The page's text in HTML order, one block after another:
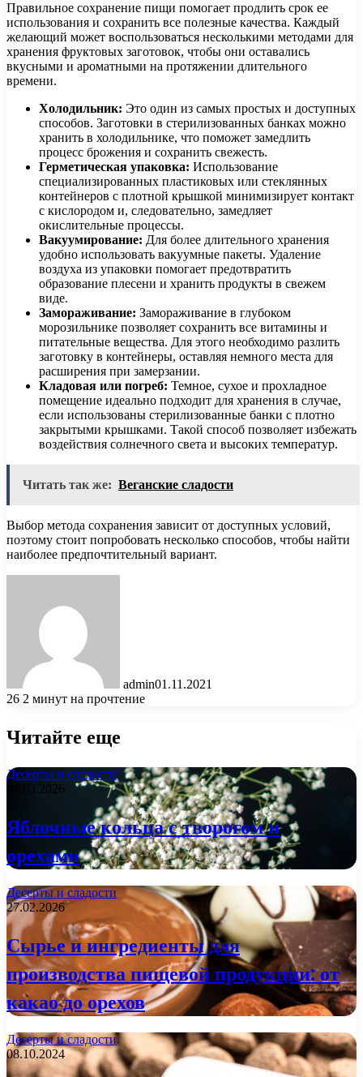
Правильное сохранение пищи помогает продлить срок ее
использования и сохранить все полезные качества. Каждый
желающий может воспользоваться несколькими методами для
хранения фруктовых заготовок, чтобы они оставались
вкусными и ароматными на протяжении длительного
времени.
Холодильник: Это один из самых простых и доступных
способов. Заготовки в стерилизованных банках можно
хранить в холодильнике, что поможет замедлить
процесс брожения и сохранить свежесть.
Герметическая упаковка: Использование
специализированных пластиковых или стеклянных
контейнеров с плотной крышкой минимизирует контакт
с кислородом и, следовательно, замедляет
окислительные процессы.
Вакуумирование: Для более длительного хранения
удобно использовать вакуумные пакеты. Удаление
воздуха из упаковки помогает предотвратить
образование плесени и хранить продукты в свежем
виде.
Замораживание: Замораживание в глубоком
морозильнике позволяет сохранить все витамины и
питательные вещества. Для этого необходимо разлить
заготовку в контейнеры, оставляя немного места для
расширения при замерзании.
Кладовая или погреб: Темное, сухое и прохладное
помещение идеально подходит для хранения в случае,
если использованы стерилизованные банки с плотно
закрытыми крышками. Такой способ позволяет избежать
воздействия солнечного света и высоких температур.
Читать так же: Веганские сладости
Выбор метода сохранения зависит от доступных условий,
поэтому стоит попробовать несколько способов, чтобы найти
наиболее предпочтительный вариант.
admin01.11.2021
26 2 минут на прочтение
Читайте еще
Десерты и сладости
04.03.2026
Яблочные кольца с творогом и
орехами
Десерты и сладости
27.02.2026
Сырье и ингредиенты для
производства пищевой продукции: от
какао до орехов
Десерты и сладости
08.10.2024